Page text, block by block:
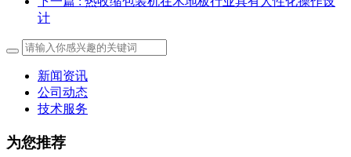
计
新闻资讯
公司动态
技术服务
为您推荐